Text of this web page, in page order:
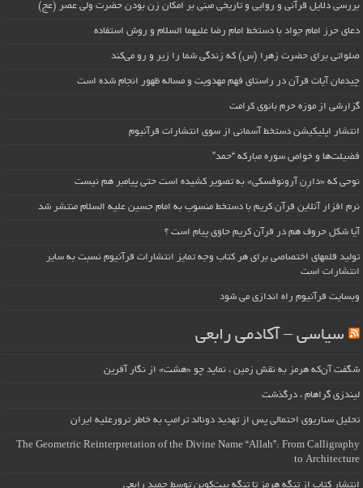
بررسی دلایل قرآنی و روایی و تاریخی مبنی بر امکان زن بودن حضرت ولی عصر (عج)
دعای حرز امام جواد با دستخط امام رضا علیهما السلام و روش استفاده
صلواتی برای حضرت زهرا (س) که زندگی شما را زیر و رو می‌کند
چیدمان آیات قرآن در راستای فهم مهدویت و مساله ظهور انجام شده است
گزارشی از موزه حرم بانوی کرامت
انتشار اپلیکیشن دستخط آسمانی از سوی انتشارات قرآنیوم
فضیلت‌ها و خواص سوره مبارکه “حمد”
نوحی که «دارِن آرونوفسکی» به تصویر کشیده است حتی پیامبر هم نیست
نرم افزار آنلاین قرآن کریم با دستخط منسوب به امام حسین علیه السلام منتشر شد
آیا شکل حروف هم در قرآن کریم حاوی پیام است ؟
تولید قلمهای اختصاصی برای هر کتاب وجه تمایز انتشارات قرآنیوم نسبت به سایر
انتشارات است
وبسایت قرآنیوم راه اندازی می شود
سیاسی – آکادمی رابعی
شگفت آن‌که هرمز به نقش زمین ، نماید چو «هشت» از نگار آفرین
لیندزی گراهام ، درگذشت
تحلیل سناریوی احتمالی پس از تهدید دونالد ترامپ به خاطر ترورعلیه ایران
The Geometric Reinterpretation of the Divine Name “Allah”: From Calligraphy
to Architecture
انتشار کتاب از تنگه هرمز تا تنگه بیت‌کوین توسط حمید رابعی